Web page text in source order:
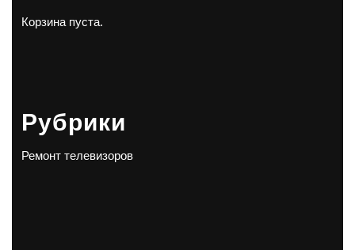
Корзина пуста.
Рубрики
Ремонт телевизоров